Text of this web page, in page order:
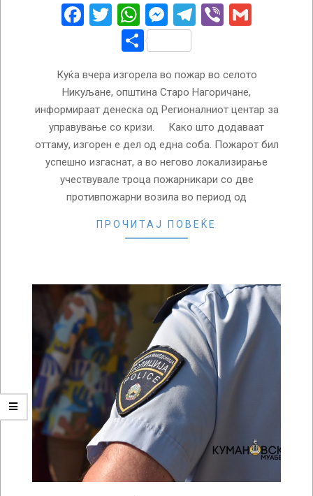
Facebook
Twitter
WhatsApp
Messenger
Telegram
Viber
Share
Куќа вчера изгорела во пожар во селото
Никуљане, општина Старо Нагоричане,
информираат денеска од Регионалниот центар за
управување со кризи. Како што додаваат
оттаму, изгорен е дел од една соба. Пожарот бил
успешно изгаснат, а во негово локализирање
учествувале троца пожарникари со две
противпожарни возила во период од
ПРОЧИТАЈ ПОВЕЌЕ